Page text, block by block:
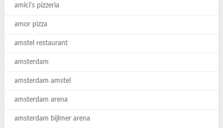
amici's pizzeria
amor pizza
amstel restaurant
amsterdam
amsterdam amstel
amsterdam arena
amsterdam bijlmer arena